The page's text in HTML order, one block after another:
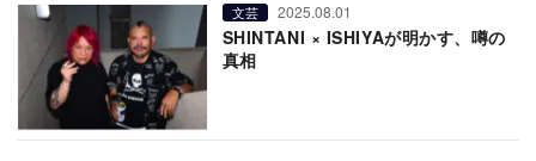
文芸 2025.08.01
SHINTANI × ISHIYAが明かす、噂の
真相